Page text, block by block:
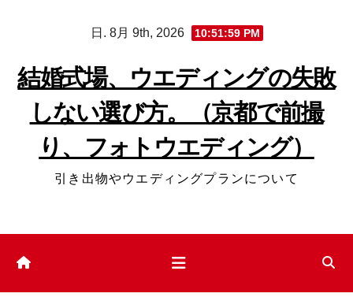
日. 8月 9th, 2026 10:51:59 PM
結婚式場、ウエディングの失敗
しない選び方。（京都で前撮
り、フォトウエディング）
引き出物やウエディングプランについて